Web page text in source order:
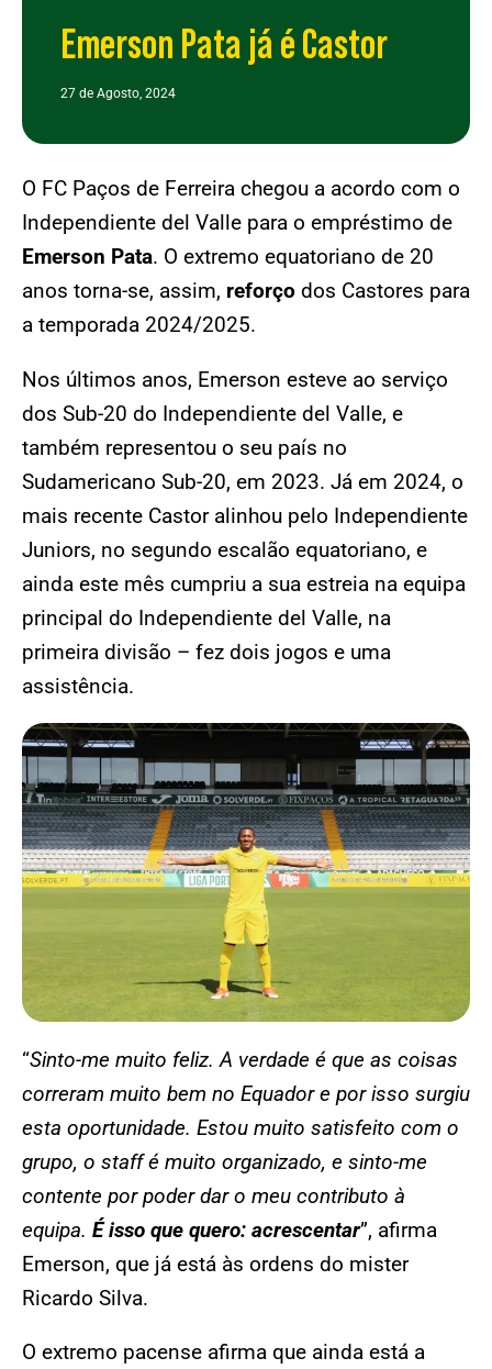
Emerson Pata já é Castor
27 de Agosto, 2024
O FC Paços de Ferreira chegou a acordo com o
Independiente del Valle para o empréstimo de
Emerson Pata. O extremo equatoriano de 20
anos torna-se, assim, reforço dos Castores para
a temporada 2024/2025.
Nos últimos anos, Emerson esteve ao serviço
dos Sub-20 do Independiente del Valle, e
também representou o seu país no
Sudamericano Sub-20, em 2023. Já em 2024, o
mais recente Castor alinhou pelo Independiente
Juniors, no segundo escalão equatoriano, e
ainda este mês cumpriu a sua estreia na equipa
principal do Independiente del Valle, na
primeira divisão – fez dois jogos e uma
assistência.
“Sinto-me muito feliz. A verdade é que as coisas
correram muito bem no Equador e por isso surgiu
esta oportunidade. Estou muito satisfeito com o
grupo, o staff é muito organizado, e sinto-me
contente por poder dar o meu contributo à
equipa. É isso que quero: acrescentar”, afirma
Emerson, que já está às ordens do mister
Ricardo Silva.
O extremo pacense afirma que ainda está a